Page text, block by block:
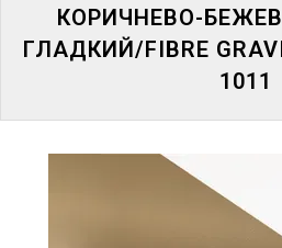
КОРИЧНЕВО-
ГЛАДКИЙ/FIBRE
1011